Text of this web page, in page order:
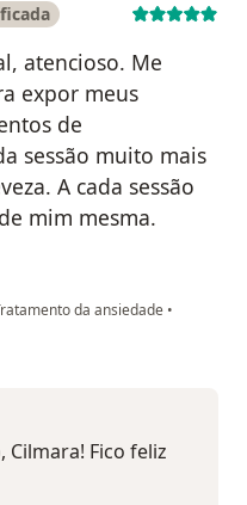
atencioso. Me
expor meus
de
sessão muito mais
A cada sessão
mim mesma.
da ansiedade •
Fico feliz